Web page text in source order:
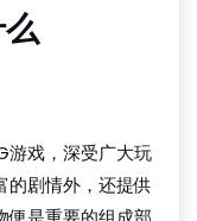
游戏，深受广大玩
的剧情外，还提供